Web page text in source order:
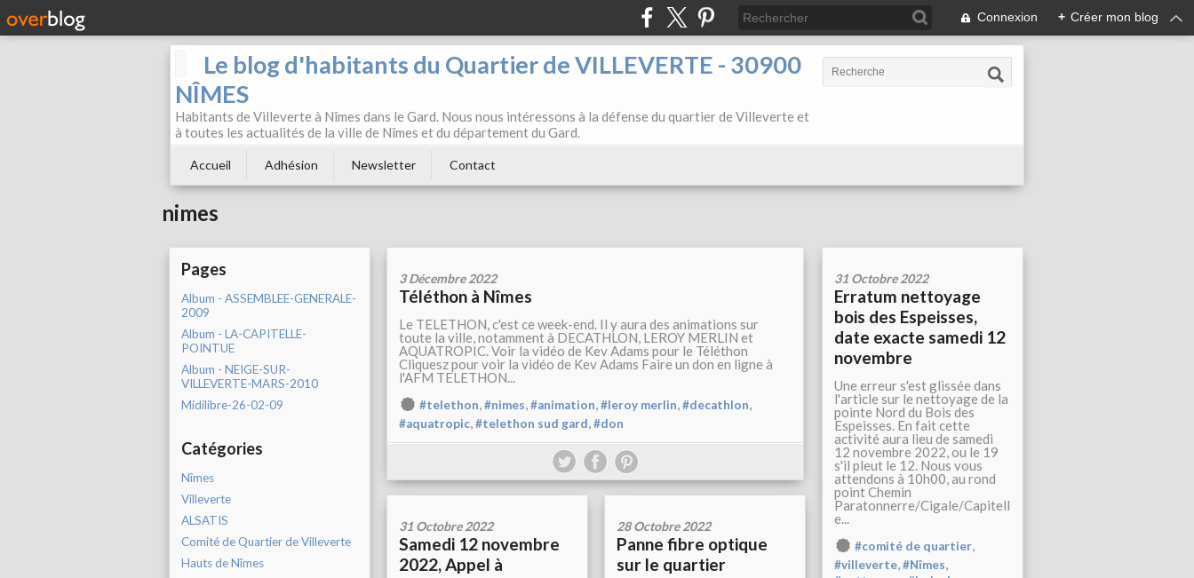
Connexion + Créer mon blog
Le blog d'habitants du Quartier de VILLEVERTE - 30900
NÎMES
Habitants de Villeverte à Nîmes dans le Gard. Nous nous intéressons à la défense du quartier de Villeverte et
à toutes les actualités de la ville de Nîmes et du département du Gard.
Accueil Adhésion Newsletter Contact
nimes
Pages
Album - ASSEMBLEE-GENERALE-
2009
Album - LA-CAPITELLE-
POINTUE
Album - NEIGE-SUR-
VILLEVERTE-MARS-2010
Midilibre-26-02-09
Catégories
Nîmes
Villeverte
ALSATIS
Comité de Quartier de Villeverte
Hauts de Nîmes
3 Décembre 2022
Téléthon à Nîmes
Le TELETHON, c'est ce week-end. Il y aura des animations sur
toute la ville, notamment à DECATHLON, LEROY MERLIN et
AQUATROPIC. Voir la vidéo de Kev Adams pour le Téléthon
Cliquesz pour voir la vidéo de Kev Adams Faire un don en ligne à
l'AFM TELETHON...
#telethon,#nimes,#animation,#leroy merlin,#decathlon,
#aquatropic,#telethon sud gard,#don
31 Octobre 2022
Erratum nettoyage
bois des Espeisses,
date exacte samedi 12
novembre
Une erreur s'est glissée dans
l'article sur le nettoyage de la
pointe Nord du Bois des
Espeisses. En fait cette
activité aura lieu de samedi
12 novembre 2022, ou le 19
s'il pleut le 12. Nous vous
attendons à 10h00, au rond
point Chemin
Paratonnerre/Cigale/Capitell
e...
#comité de quartier,
#villeverte,#Nîmes,
31 Octobre 2022
Samedi 12 novembre
2022, Appel à
28 Octobre 2022
Panne fibre optique
sur le quartier